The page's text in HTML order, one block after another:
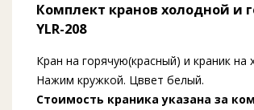
Комплект кранов холодной и
YLR-208
Кран на горячую(красный) и краник
Нажим кружкой. Цввет белый.
Стоимость краника указана за